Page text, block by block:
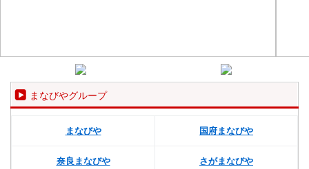
まなびやグループ
まなびや 国府まなびや
奈良まなびや さがまなびや